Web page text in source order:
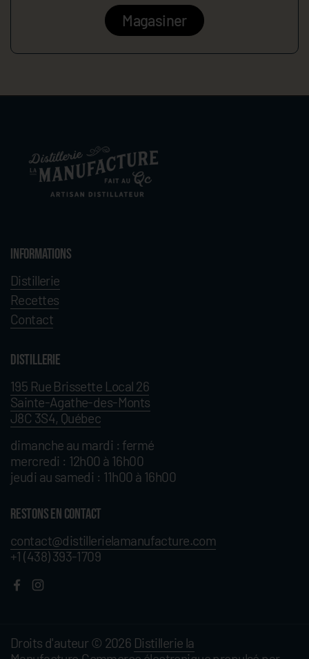
Magasiner
Informations
Distillerie
Recettes
Contact
Distillerie
195 Rue Brissette Local 26
Sainte-Agathe-des-Monts
J8C 3S4, Québec
dimanche au mardi : fermé
mercredi : 12h00 à 16h00
jeudi au samedi : 11h00 à 16h00
RESTONS EN CONTACT
contact@distillerielamanufacture.com
+1 (438) 393-1709
Facebook
Instagram
Droits d'auteur © 2026 Distillerie la